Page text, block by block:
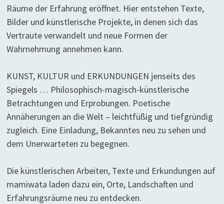
Räume der Erfahrung eröffnet. Hier entstehen Texte,
Bilder und künstlerische Projekte, in denen sich das
Vertraute verwandelt und neue Formen der
Wahrnehmung annehmen kann.
KUNST, KULTUR und ERKUNDUNGEN jenseits des
Spiegels … Philosophisch-magisch-künstlerische
Betrachtungen und Erprobungen. Poetische
Annäherungen an die Welt – leichtfüßig und tiefgründig
zugleich. Eine Einladung, Bekanntes neu zu sehen und
dem Unerwarteten zu begegnen.
Die künstlerischen Arbeiten, Texte und Erkundungen auf
mamiwata laden dazu ein, Orte, Landschaften und
Erfahrungsräume neu zu entdecken.